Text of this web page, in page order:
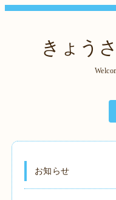
きょう
お知らせ